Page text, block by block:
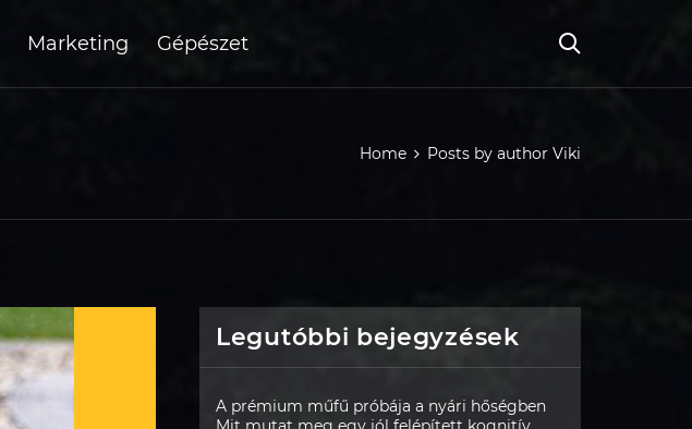
Marketing Gépészet
Home Posts by author Viki
Legutóbbi bejegyzések
A prémium műfű próbája a nyári hőségben